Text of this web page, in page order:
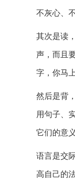
不灰心、
其次是读
声，而且
字，你马
然后是背
用句子、
它们的意
语言是交
高自己的